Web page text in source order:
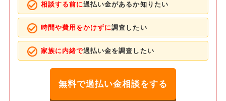
相談する前に過払い金があるか知りたい
時間や費用をかけずに調査したい
家族に内緒で過払い金を調査したい
無料で過払い金相談をする